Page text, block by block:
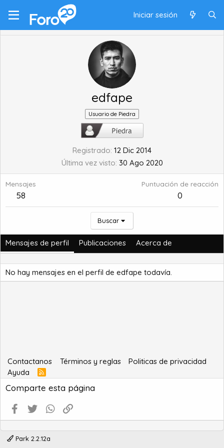
Iniciar sesión
edfape
Usuario de Piedra
Registrado 12 Dic 2014
Última vez visto 30 Ago 2020
Mensajes
58
Puntuación de reacción
0
Buscar
Mensajes de perfil Publicaciones Acerca de
No hay mensajes en el perfil de edfape todavía.
Contactanos Términos y reglas
Politicas de privacidad
Ayuda
R
S
S
Comparte esta página
Facebook
Twitter WhatsApp
Park 2.2.12a